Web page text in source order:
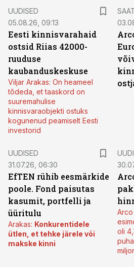
UUDISED
05.08.26, 09:13
Eesti kinnisvarahaid
ostsid Riias 42000-
ruuduse
kaubanduskeskuse
Viljar Arakas: On heameel
tõdeda, et taaskord on
suuremahulise
kinnisvaraobjekti ostuks
kogunenud peamiselt Eesti
investorid
UUDISED
31.07.26, 06:30
EfTEN rühib eesmärkide
poole. Fond paisutas
kasumit, portfelli ja
üüritulu
Arakas: Konkurentidele
ütlen, et tehke järele või
makske kinni
Arco
oli